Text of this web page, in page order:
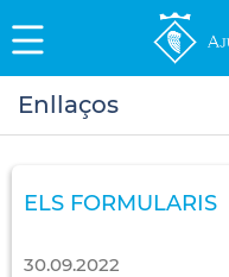
Enllaços
ELS FORMULARIS
30.09.2022